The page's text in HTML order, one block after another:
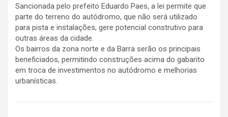
Sancionada pelo prefeito Eduardo Paes, a lei permite que
parte do terreno do autódromo, que não será utilizado
para pista e instalações, gere potencial construtivo para
outras áreas da cidade.
Os bairros da zona norte e da Barra serão os principais
beneficiados, permitindo construções acima do gabarito
em troca de investimentos no autódromo e melhorias
urbanísticas.